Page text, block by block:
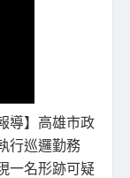
導】高雄市政
行巡邏勤務
一名形跡可疑